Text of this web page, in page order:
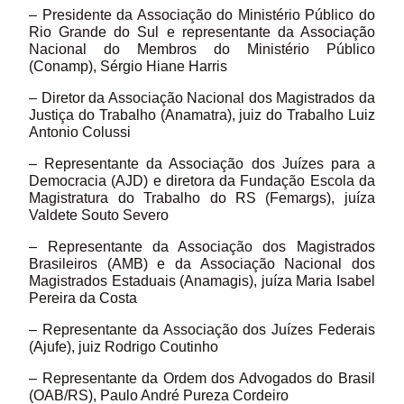
– Presidente da Associação do Ministério Público do
Rio Grande do Sul e representante da Associação
Nacional do Membros do Ministério Público
(Conamp), Sérgio Hiane Harris
– Diretor da Associação Nacional dos Magistrados da
Justiça do Trabalho (Anamatra), juiz do Trabalho Luiz
Antonio Colussi
– Representante da Associação dos Juízes para a
Democracia (AJD) e diretora da Fundação Escola da
Magistratura do Trabalho do RS (Femargs), juíza
Valdete Souto Severo
– Representante da Associação dos Magistrados
Brasileiros (AMB) e da Associação Nacional dos
Magistrados Estaduais (Anamagis), juíza Maria Isabel
Pereira da Costa
– Representante da Associação dos Juízes Federais
(Ajufe), juiz Rodrigo Coutinho
– Representante da Ordem dos Advogados do Brasil
(OAB/RS), Paulo André Pureza Cordeiro